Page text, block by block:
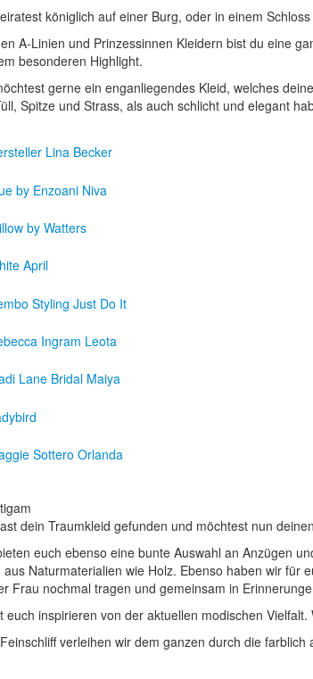
königlich auf einer Burg, oder in einem
A-Linien und Prinzessinnen Kleidern bist du eine
besonderen Highlight.
gerne ein enganliegendes Kleid, welches
Spitze und Strass, als auch schlicht und elegant
dein Traumkleid gefunden und möchtest nun
euch ebenso eine bunte Auswahl an Anzügen
aus Naturmaterialien wie Holz. Ebenso haben wir für
Frau nochmal tragen und gemeinsam in
euch inspirieren von der aktuellen modischen
verleihen wir dem ganzen durch die